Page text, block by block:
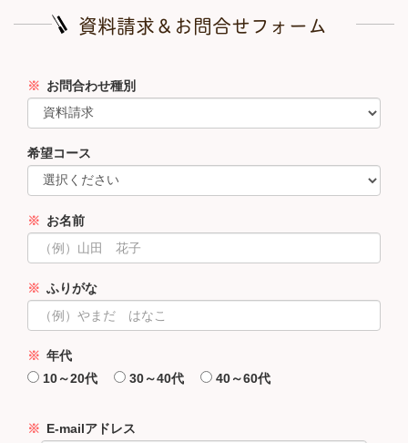
資料請求＆お問合せフォーム
※ お問合わせ種別
希望コース
※ お名前
※ ふりがな
※ 年代
10～20代
30～40代 40～60代
※ E-mailアドレス